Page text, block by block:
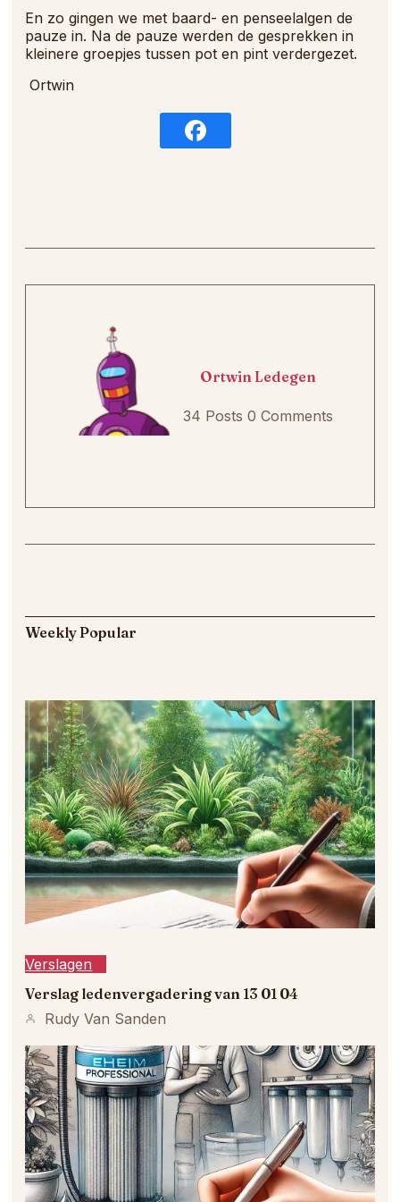
En zo gingen we met baard- en penseelalgen de
pauze in. Na de pauze werden de gesprekken in
kleinere groepjes tussen pot en pint verdergezet.
Ortwin
Ortwin Ledegen
34 Posts 0 Comments
Weekly Popular
Verslagen
Verslag ledenvergadering van 13 01 04
Rudy Van Sanden